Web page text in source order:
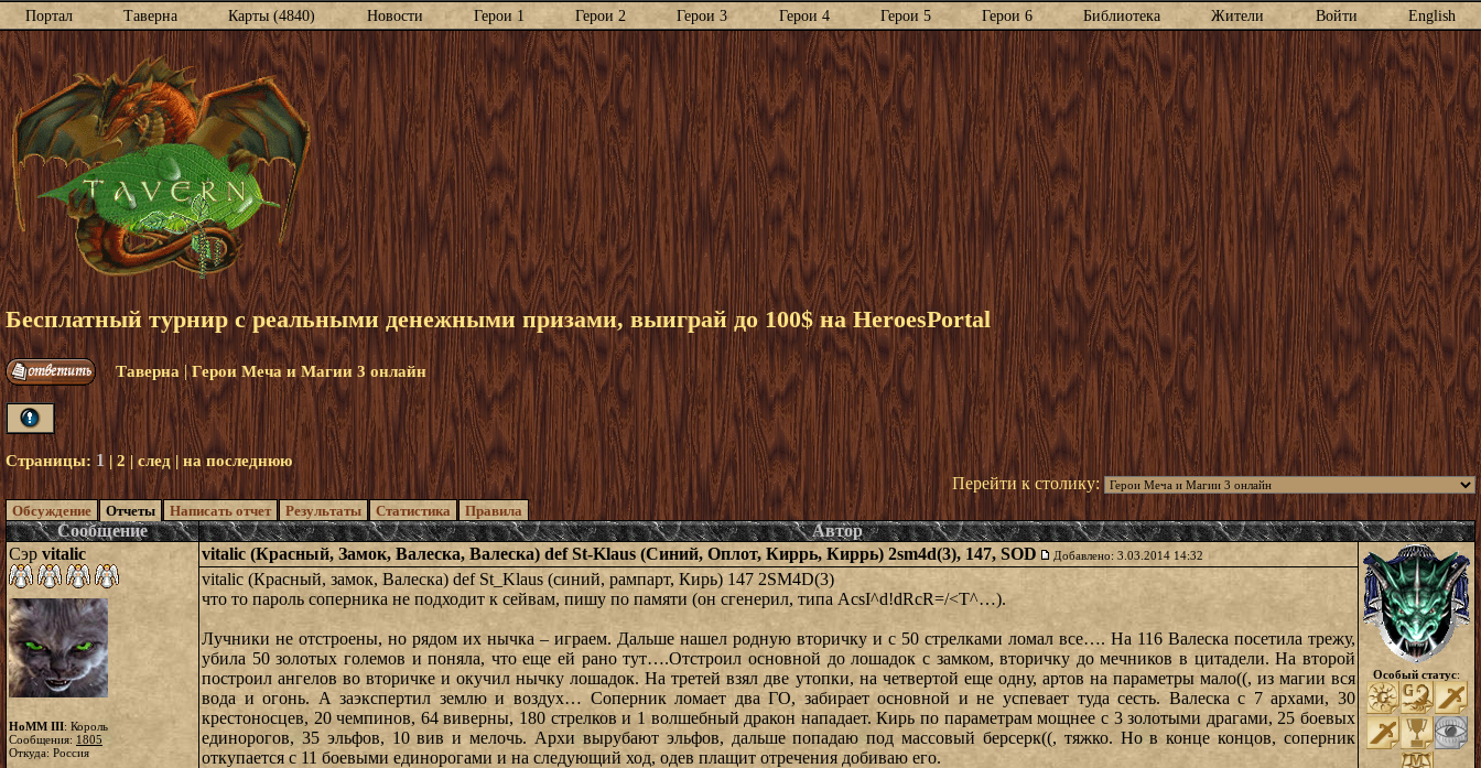
Портал Таверна Карты (4840) Новости Герои 1 Герои 2 Герои 3 Герои 4 Герои 5 Герои 6 Библиотека Жители Войти English
Бесплатный турнир с реальными денежными призами, выиграй до 100$ на HeroesPortal
Таверна|Герои Меча и Магии 3 онлайн
Страницы: 1 | 2 | след| на последнюю
Перейти к столику:
Обсуждение Отчеты Написать отчет Результаты Статистика Правила
Сообщение
Автор
Сэр vitalic
HoMM III: Король
Сообщения: 1805
Откуда: Россия
vitalic (Красный, Замок, Валеска, Валеска) def St-Klaus (Синий, Оплот, Киррь, Киррь) 2sm4d(3), 147, SOD Добавлено: 3.03.2014 14:32
vitalic (Красный, замок, Валеска) def St_Klaus (синий, рампарт, Кирь) 147 2SM4D(3)
что то пароль соперника не подходит к сейвам, пишу по памяти (он сгенерил, типа AcsI^d!dRcR=/<T^…).
Лучники не отстроены, но рядом их нычка – играем. Дальше нашел родную вторичку и с 50 стрелками ломал все…. На 116 Валеска посетила трежу,
убила 50 золотых големов и поняла, что еще ей рано тут….Отстроил основной до лошадок с замком, вторичку до мечников в цитадели. На второй
построил ангелов во вторичке и окучил нычку лошадок. На третей взял две утопки, на четвертой еще одну, артов на параметры мало((, из магии вся
вода и огонь. А заэкспертил землю и воздух… Соперник ломает два ГО, забирает основной и не успевает туда сесть. Валеска с 7 архами, 30
крестоносцев, 20 чемпинов, 64 виверны, 180 стрелков и 1 волшебный дракон нападает. Кирь по параметрам мощнее с 3 золотыми драгами, 25 боевых
единорогов, 35 эльфов, 10 вив и мелочь. Архи вырубают эльфов, дальше попадаю под массовый берсерк((, тяжко. Но в конце концов, соперник
откупается с 11 боевыми единорогами и на следующий ход, одев плащит отречения добиваю его.
Особый статус: